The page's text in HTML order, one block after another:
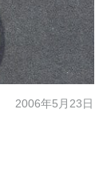
2006年5月23日